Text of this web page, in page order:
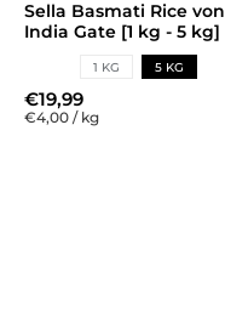
Sella Basmati Rice von
India Gate [1 kg - 5 kg]
€19,99
€4,00 / kg
1 KG 5 KG